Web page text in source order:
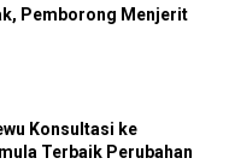
Pemborong Menjerit
Konsultasi ke
Terbaik Perubahan